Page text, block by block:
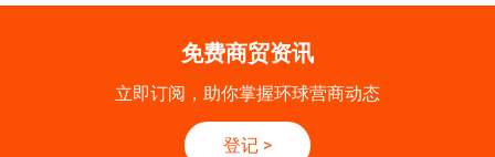
免费商贸资讯
立即订阅，助你掌握环球营商动态
登记 >